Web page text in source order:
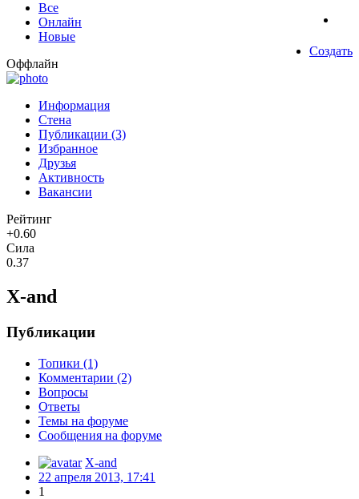
Все
Онлайн
Новые
Создать
Оффлайн
Информация
Стена
Публикации (3)
Избранное
Друзья
Активность
Вакансии
Рейтинг
+0.60
Сила
0.37
X-and
Публикации
Топики (1)
Комментарии (2)
Вопросы
Ответы
Темы на форуме
Сообщения на форуме
X-and
22 апреля 2013, 17:41
1